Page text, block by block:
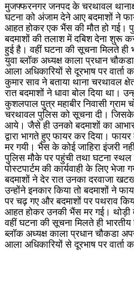
मुजफ्फरनगर जनपद के चरथावल
घटना को अंजाम देने आए बदमाशों ने
आहत होकर एक भैंस की मौत हो गई।
बदमाशों की तलाश में दबिश देना शुरू
हुई है। वहीं घटना की सूचना मिलते
युवा ब्लॉक अध्यक्ष काला प्रधान
आला अधिकारियों से दूरभाष पर
कुमार साव ने बताया थाना चरथावल
रात बदमाशों ने धावा बोल दिया था।
कुशलपाल पुत्र महाबीर निवासी
चरथावल पुलिस को सूचना दी।
आये। जैसे ही उनको बदमाशों का
द्वारा भागते हुए फायर कर दिया।
मर गयी। भैस के कोई जाहिरा इंजरी
पुलिस मौके पर पहुंची तथा घटना स्थल
पोस्टपार्टम की कार्यवाही के लिए
बदमाशों ने देर रात उनका दरवाजा
उन्होंने इनकार किया तो बदमाशों ने
पर चढ़ गए और बदमाशों पर पथराव
आहत होकर उनकी भैंस मर गई। थोड़ी
वहीं घटना की सूचना मिलते ही
ब्लॉक अध्यक्ष काला प्रधान चौकडा
आला अधिकारियों से दूरभाष पर वार्ता